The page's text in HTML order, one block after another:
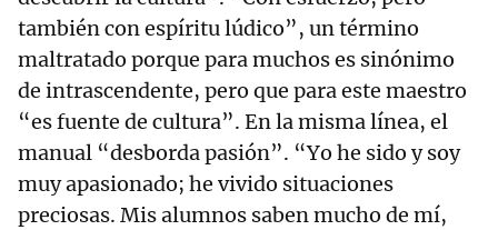
también con espíritu lúdico”, un término
maltratado porque para muchos es sinónimo
de intrascendente, pero que para este maestro
“es fuente de cultura”. En la misma línea, el
manual “desborda pasión”. “Yo he sido y soy
muy apasionado; he vivido situaciones
preciosas. Mis alumnos saben mucho de mí,